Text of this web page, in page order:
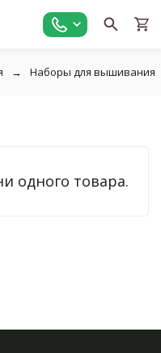
Наборы для вышивания
одного товара.